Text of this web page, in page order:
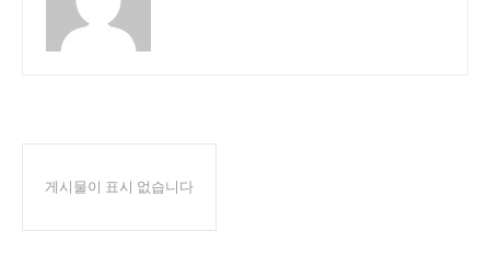
게시물이 표시 없습니다